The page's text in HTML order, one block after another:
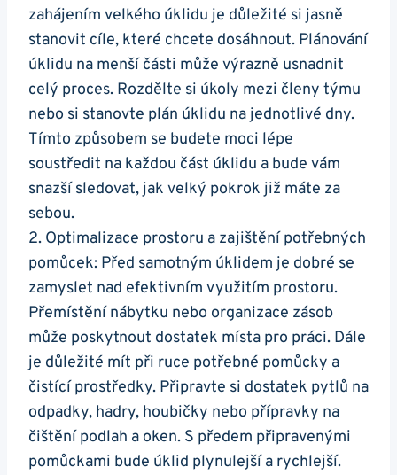
zahájením velkého úklidu je důležité si jasně
stanovit cíle, které chcete dosáhnout. Plánování
úklidu na menší části může výrazně usnadnit
celý proces. Rozdělte si úkoly mezi členy týmu
nebo si stanovte plán úklidu na jednotlivé dny.
Tímto způsobem se budete moci lépe
soustředit na každou část úklidu a bude vám
snazší sledovat, jak velký pokrok již máte za
sebou.
2. Optimalizace prostoru a zajištění potřebných
pomůcek: Před samotným úklidem je dobré se
zamyslet nad efektivním využitím prostoru.
Přemístění nábytku nebo organizace zásob
může poskytnout dostatek místa pro práci. Dále
je důležité mít při ruce potřebné pomůcky a
čistící prostředky. Připravte si dostatek pytlů na
odpadky, hadry, houbičky nebo přípravky na
čištění podlah a oken. S předem připravenými
pomůckami bude úklid plynulejší a rychlejší.